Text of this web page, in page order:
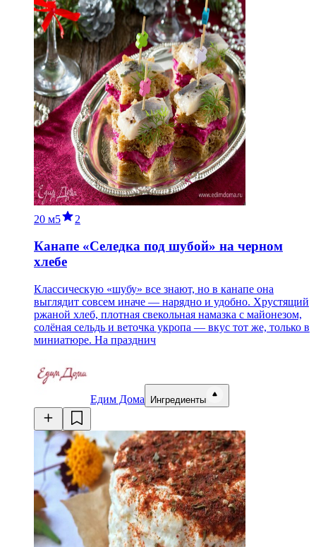
20 м5 2
Канапе «Селедка под шубой» на черном
хлебе
Классическую «шубу» все знают, но в канапе она
выглядит совсем иначе — нарядно и удобно. Хрустящий
ржаной хлеб, плотная свекольная намазка с майонезом,
солёная сельдь и веточка укропа — вкус тот же, только в
миниатюре. На празднич
Едим Дома Ингредиенты